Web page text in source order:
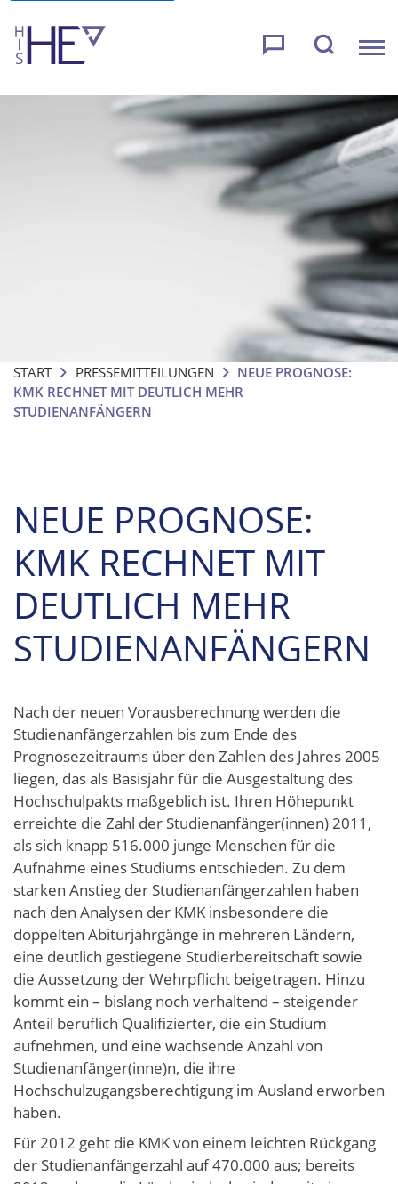
START PRESSEMITTEILUNGEN
NEUE PROGNOSE:
KMK RECHNET MIT DEUTLICH MEHR
STUDIENANFÄNGERN
NEUE PROGNOSE:
KMK RECHNET MIT
DEUTLICH MEHR
STUDIENANFÄNGERN
Nach der neuen Vorausberechnung werden die
Studienanfängerzahlen bis zum Ende des
Prognosezeitraums über den Zahlen des Jahres 2005
liegen, das als Basisjahr für die Ausgestaltung des
Hochschulpakts maßgeblich ist. Ihren Höhepunkt
erreichte die Zahl der Studienanfänger(innen) 2011,
als sich knapp 516.000 junge Menschen für die
Aufnahme eines Studiums entschieden. Zu dem
starken Anstieg der Studienanfängerzahlen haben
nach den Analysen der KMK insbesondere die
doppelten Abiturjahrgänge in mehreren Ländern,
eine deutlich gestiegene Studierbereitschaft sowie
die Aussetzung der Wehrpflicht beigetragen. Hinzu
kommt ein – bislang noch verhaltend – steigender
Anteil beruflich Qualifizierter, die ein Studium
aufnehmen, und eine wachsende Anzahl von
Studienanfänger(inne)n, die ihre
Hochschulzugangsberechtigung im Ausland erworben
haben.
Für 2012 geht die KMK von einem leichten Rückgang
der Studienanfängerzahl auf 470.000 aus; bereits